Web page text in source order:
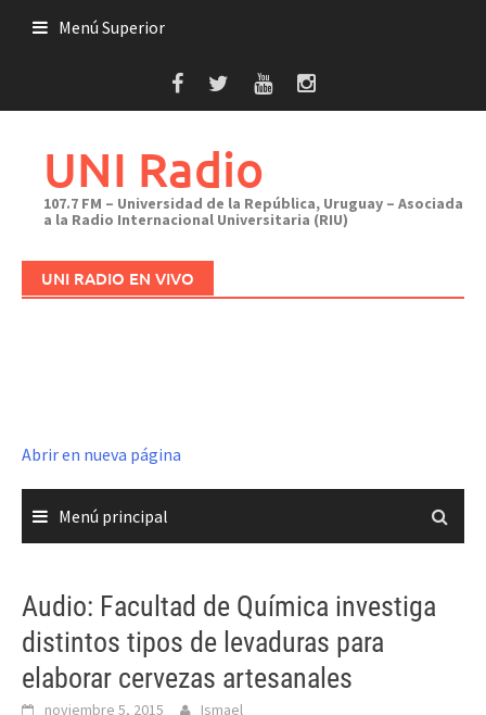
Menú Superior
UNI Radio
107.7 FM – Universidad de la República, Uruguay – Asociada
a la Radio Internacional Universitaria (RIU)
UNI RADIO EN VIVO
Abrir en nueva página
Menú principal
Audio: Facultad de Química investiga
distintos tipos de levaduras para
elaborar cervezas artesanales
noviembre 5, 2015 Ismael